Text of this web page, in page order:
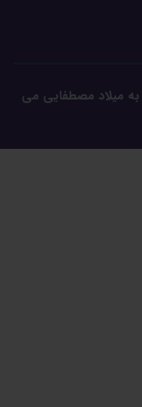
میلاد مصطفایی می